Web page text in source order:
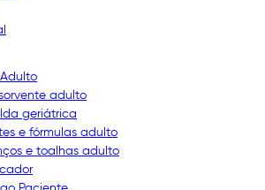
adulto
geriátrica
e fórmulas adulto
e toalhas adulto